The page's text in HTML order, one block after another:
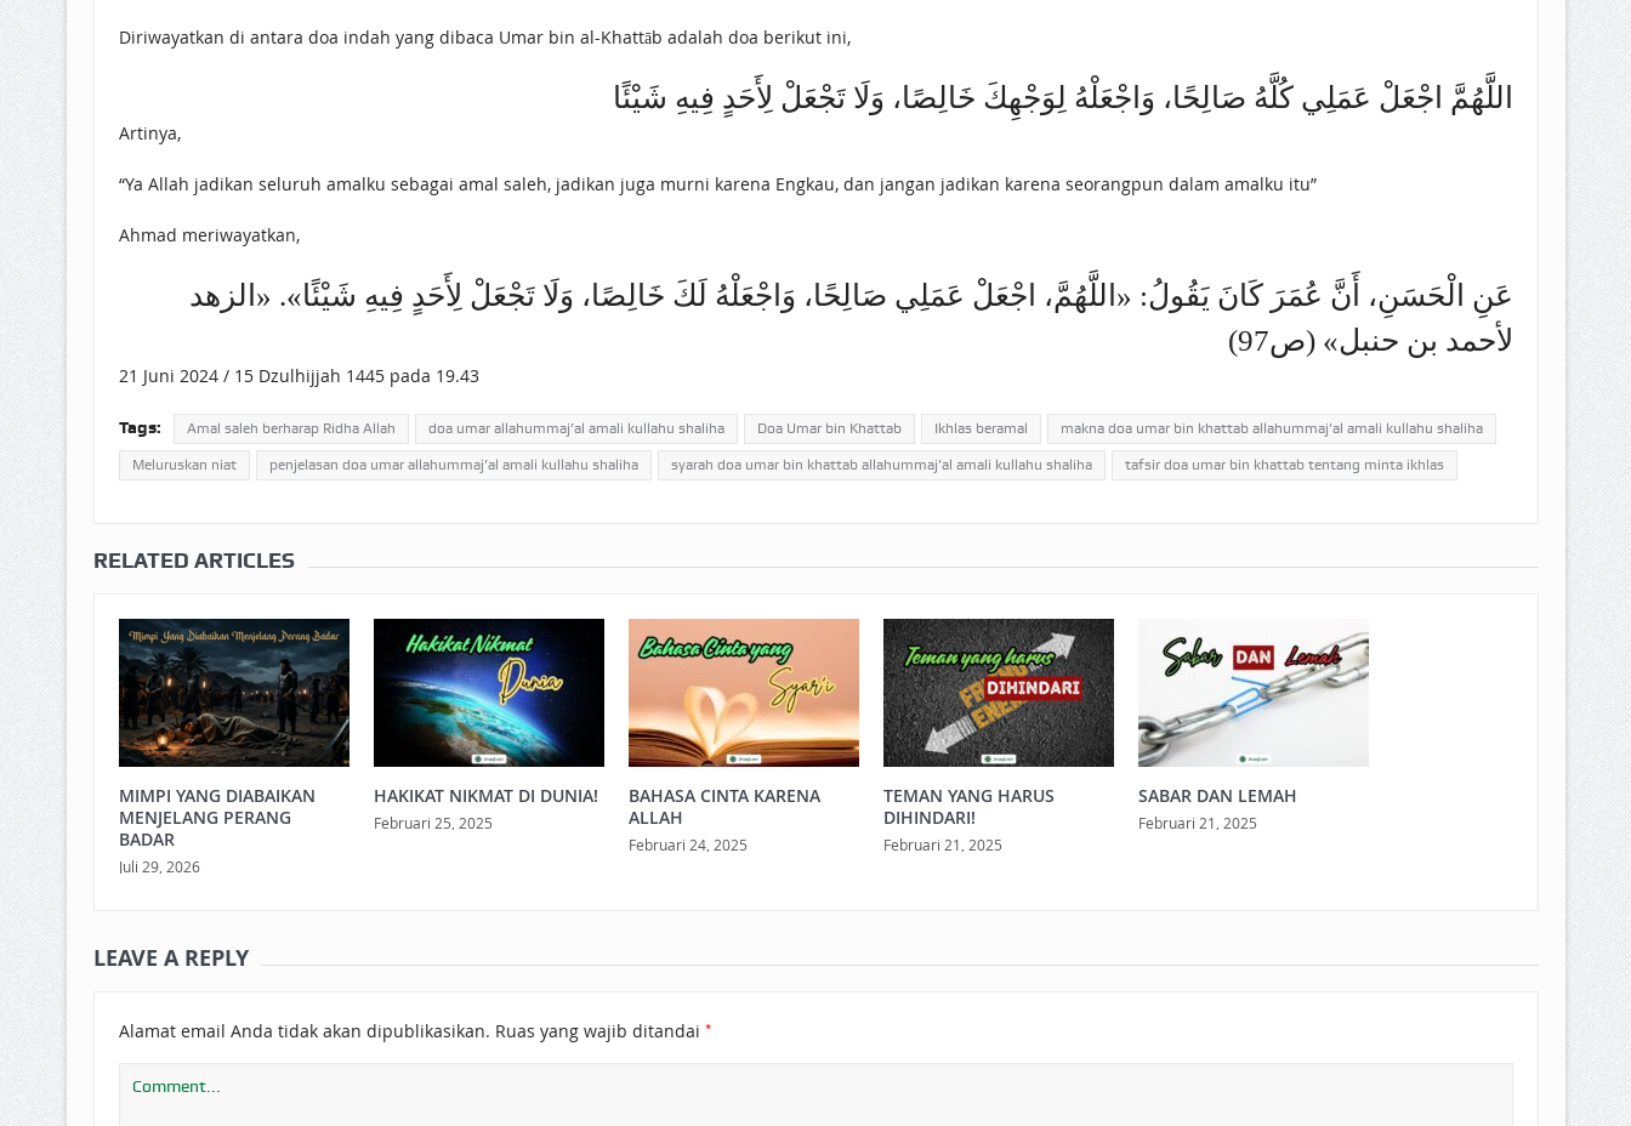
Diriwayatkan di antara doa indah yang dibaca Umar bin al-Khattāb adalah doa berikut ini,
اللَّهُمَّ اجْعَلْ عَمَلِي ‌كُلَّهُ ‌صَالِحًا، وَاجْعَلْهُ لِوَجْهِكَ خَالِصًا، وَلَا تَجْعَلْ ‌لِأَحَدٍ ‌فِيهِ ‌شَيْئًا
Artinya,
“Ya Allah jadikan seluruh amalku sebagai amal saleh, jadikan juga murni karena Engkau, dan jangan jadikan karena seorangpun dalam amalku itu”
Ahmad meriwayatkan,
عَنِ الْحَسَنِ، أَنَّ عُمَرَ كَانَ يَقُولُ: «اللَّهُمَّ، اجْعَلْ عَمَلِي صَالِحًا، وَاجْعَلْهُ لَكَ خَالِصًا، وَلَا تَجْعَلْ ‌لِأَحَدٍ ‌فِيهِ ‌شَيْئًا». «الزهد
لأحمد بن حنبل» (ص97)
21 Juni 2024 / 15 Dzulhijjah 1445 pada 19.43
Tags: Amal saleh berharap Ridha Allah doa umar allahummaj’al amali kullahu shaliha Doa Umar bin Khattab Ikhlas beramal makna doa umar bin khattab allahummaj’al amali kullahu shaliha
Meluruskan niat penjelasan doa umar allahummaj’al amali kullahu shaliha syarah doa umar bin khattab allahummaj’al amali kullahu shaliha tafsir doa umar bin khattab tentang minta ikhlas
RELATED ARTICLES
MIMPI YANG DIABAIKAN
MENJELANG PERANG
BADAR
Juli 29, 2026
HAKIKAT NIKMAT DI DUNIA!
Februari 25, 2025
BAHASA CINTA KARENA
ALLAH
Februari 24, 2025
TEMAN YANG HARUS
DIHINDARI!
Februari 21, 2025
SABAR DAN LEMAH
Februari 21, 2025
LEAVE A REPLY
Alamat email Anda tidak akan dipublikasikan. Ruas yang wajib ditandai *